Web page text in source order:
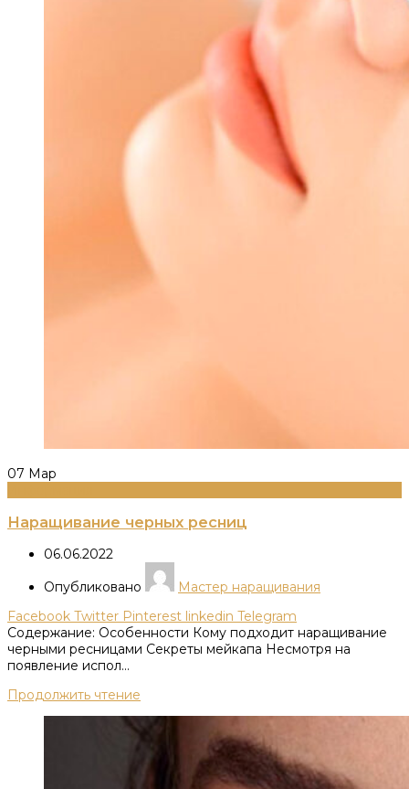
07 Мар
Наращивание черных ресниц
06.06.2022
Опубликовано
Мастер наращивания
Facebook Twitter Pinterest linkedin Telegram
Содержание: Особенности Кому подходит наращивание
черными ресницами Секреты мейкапа Несмотря на
появление испол...
Продолжить чтение